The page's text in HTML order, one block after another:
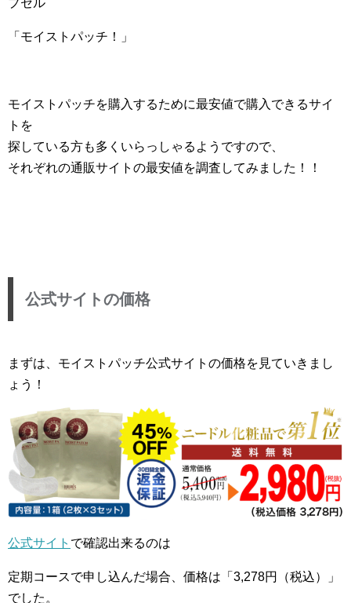
プセル
「モイストパッチ！」
モイストパッチを購入するために最安値で購入できるサイ
トを
探している方も多くいらっしゃるようですので、
それぞれの通販サイトの最安値を調査してみました！！
公式サイトの価格
まずは、モイストパッチ公式サイトの価格を見ていきまし
ょう！
公式サイト で確認出来るのは
定期コースで申し込んだ場合、価格は「3,278円（税込）」
でした。